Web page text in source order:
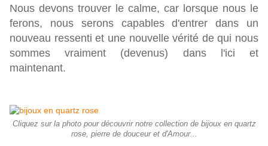
Nous devons trouver le calme, car lorsque nous le
ferons, nous serons capables d'entrer dans un
nouveau ressenti et une nouvelle vérité de qui nous
sommes vraiment (devenus) dans l'ici et
maintenant.
Cliquez sur la photo pour découvrir notre collection de bijoux en quartz
rose, pierre de douceur et d'Amour...